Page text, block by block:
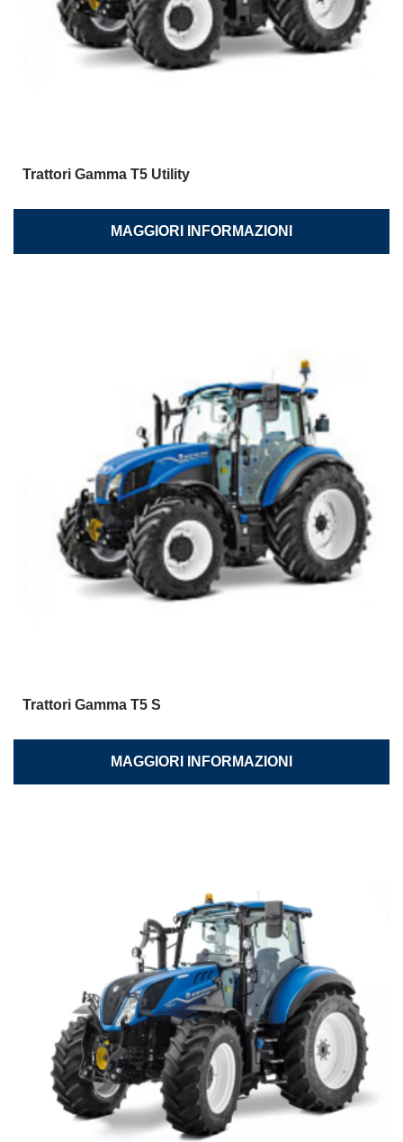
Trattori Gamma T5 Utility
MAGGIORI INFORMAZIONI
Trattori Gamma T5 S
MAGGIORI INFORMAZIONI